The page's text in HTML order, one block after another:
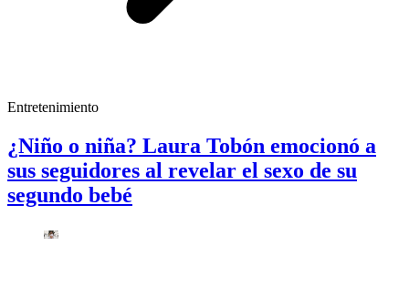
Entretenimiento
¿Niño o niña? Laura Tobón emocionó a
sus seguidores al revelar el sexo de su
segundo bebé